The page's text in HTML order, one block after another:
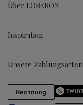
Über LOBERON
Inspiration
Unsere Zahlungsarten
RechnungRechnung